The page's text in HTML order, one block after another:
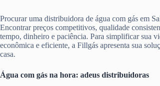
Procurar uma distribuidora de água com gás em
Encontrar preços competitivos, qualidade
tempo, dinheiro e paciência. Para simplificar sua
econômica e eficiente, a Fillgás apresenta sua
casa.
Água com gás na hora: adeus distribuidoras